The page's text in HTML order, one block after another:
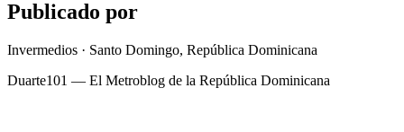
Publicado por
Invermedios · Santo Domingo, República Dominicana
Duarte101 — El Metroblog de la República Dominicana